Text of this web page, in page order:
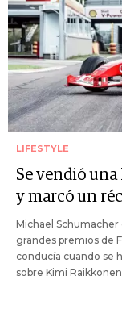
LIFESTYLE
Se vendió
y marcó un
Michael
grandes premios de
conducía cuando se
sobre Kimi